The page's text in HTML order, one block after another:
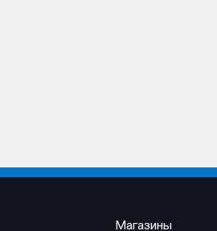
Магазины